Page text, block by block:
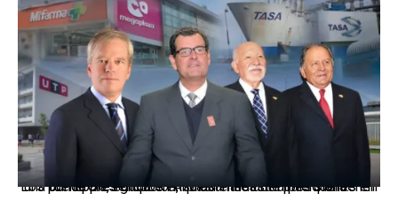
Los principales grupos empresariales del país mantienen una fuerte presencia en Áncash mediante inversiones en comercio, educación, salud e industria pesquera.